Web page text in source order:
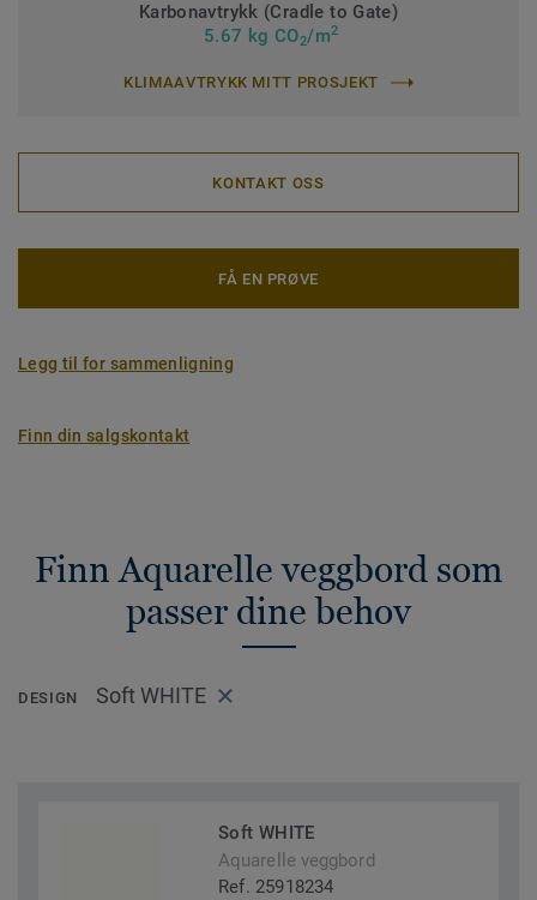
Karbonavtrykk (Cradle to Gate)
5.67 kg CO2/m2
KLIMAAVTRYKK MITT PROSJEKT
KONTAKT OSS
FÅ EN PRØVE
Legg til for sammenligning
Finn din salgskontakt
Finn Aquarelle veggbord som
passer dine behov
DESIGN Soft WHITE
Soft WHITE
Aquarelle veggbord
Ref. 25918234